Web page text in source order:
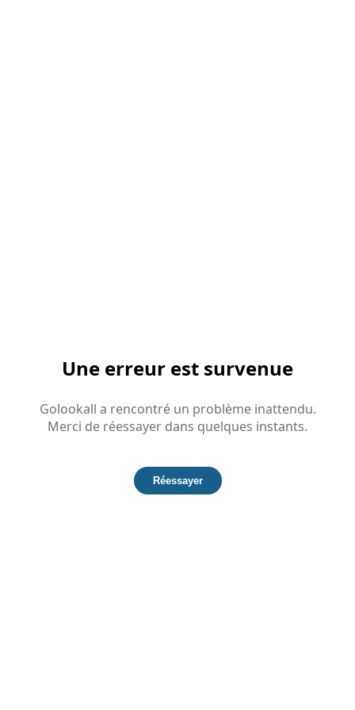
Une erreur est survenue
Golookall a rencontré un problème inattendu.
Merci de réessayer dans quelques instants.
Réessayer